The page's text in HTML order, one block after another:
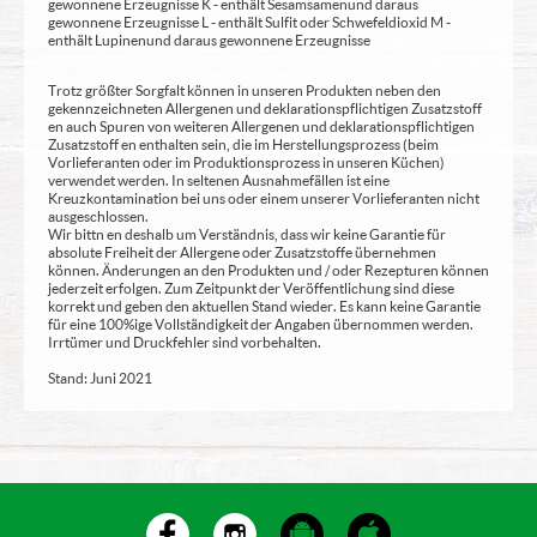
gewonnene Erzeugnisse K - enthält Sesamsamen und daraus
gewonnene Erzeugnisse L - enthält Sulfit oder Schwefeldioxid M -
enthält Lupinen und daraus gewonnene Erzeugnisse
Trotz größter Sorgfalt können in unseren Produkten neben den
gekennzeichneten Allergenen und deklarationspflichtigen Zusatzstoff
en auch Spuren von weiteren Allergenen und deklarationspflichtigen
Zusatzstoff en enthalten sein, die im Herstellungsprozess (beim
Vorlieferanten oder im Produktionsprozess in unseren Küchen)
verwendet werden. In seltenen Ausnahmefällen ist eine
Kreuzkontamination bei uns oder einem unserer Vorlieferanten nicht
ausgeschlossen.
Wir bittn en deshalb um Verständnis, dass wir keine Garantie für
absolute Freiheit der Allergene oder Zusatzstoffe übernehmen
können. Änderungen an den Produkten und / oder Rezepturen können
jederzeit erfolgen. Zum Zeitpunkt der Veröffentlichung sind diese
korrekt und geben den aktuellen Stand wieder. Es kann keine Garantie
für eine 100%ige Vollständigkeit der Angaben übernommen werden.
Irrtümer und Druckfehler sind vorbehalten.
Stand: Juni 2021